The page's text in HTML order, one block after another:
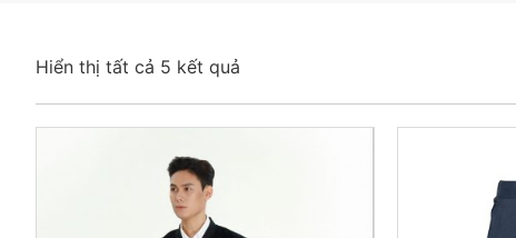
Hiển thị tất cả 5 kết quả